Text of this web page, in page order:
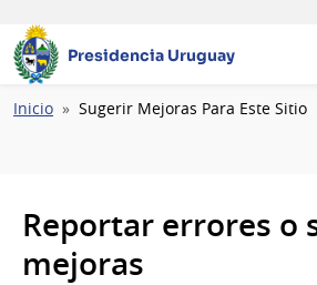
Presidencia Uruguay
Ruta
Inicio Sugerir Mejoras Para Este Sitio
Reportar errores o
mejoras